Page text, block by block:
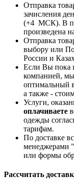
Отправка
зачисления
(+4 МСК). В
произведена
Отправка
выбору или
России и
Если Вы пока
компанией,
оптимальный
а также -
Услуги,
оплачиваете
одежды
тарифам.
По доставке
менеджерами
или формы
Рассчитать